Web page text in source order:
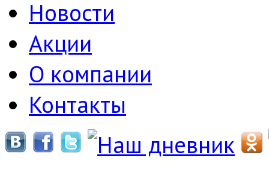
Новости
Акции
О компании
Контакты